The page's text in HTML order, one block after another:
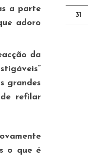
a parte
adoro
da
grandes
refilar
o que é
31